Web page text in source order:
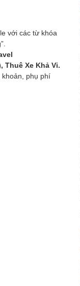
với các từ khóa
Thuê Xe Khả Vi.
phụ phí